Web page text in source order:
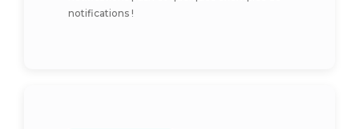
notifications !